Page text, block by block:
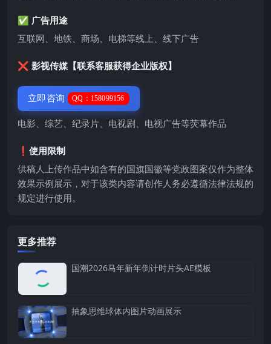
✅ 广告用途
互联网、地铁、商场、电梯等线上、线下广告
❌ 影视传媒【联系客服获得企业版权】
立即咨询 QQ：158099156
电影、综艺、纪录片、电视剧、电视广告等荧幕作品
❗️使用限制
供稿人上传作品中如含有的国旗国徽等党政图案仅作为整体
效果示例展示，对于该类内容请创作人务必遵循法律法规的
规定进行使用。
更多推荐
国潮2026马年新年倒计时片头AE模板
抽象思维球体内图片动画展示